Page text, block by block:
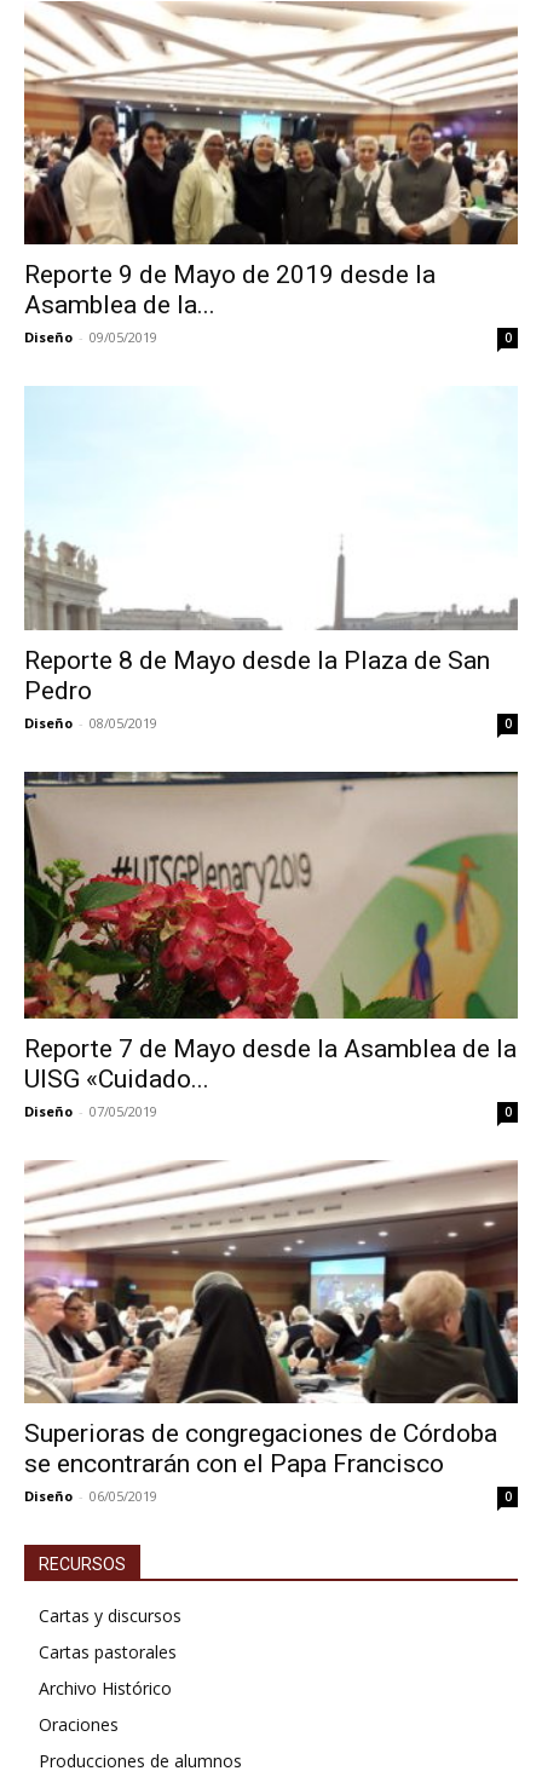
Reporte 9 de Mayo de 2019 desde la
Asamblea de la...
Diseño - 09/05/2019 0
Reporte 8 de Mayo desde la Plaza de San
Pedro
Diseño - 08/05/2019 0
Reporte 7 de Mayo desde la Asamblea de la
UISG «Cuidado...
Diseño - 07/05/2019 0
Superioras de congregaciones de Córdoba
se encontrarán con el Papa Francisco
Diseño - 06/05/2019 0
RECURSOS
Cartas y discursos
Cartas pastorales
Archivo Histórico
Oraciones
Producciones de alumnos